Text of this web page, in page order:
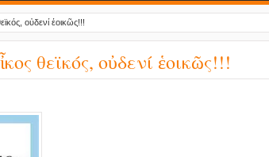
οὐδενί ἑοικῶς!!!
θεϊκός, οὐδενί ἑοικῶς!!!